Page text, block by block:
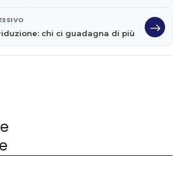
chi ci guadagna di più